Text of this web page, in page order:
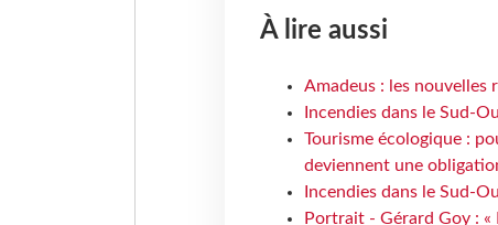
À lire aussi
Amadeus : les nouvelles
Incendies dans le Sud-
Tourisme écologique :
deviennent une
Incendies dans le Sud-
Portrait - Gérard Goy :